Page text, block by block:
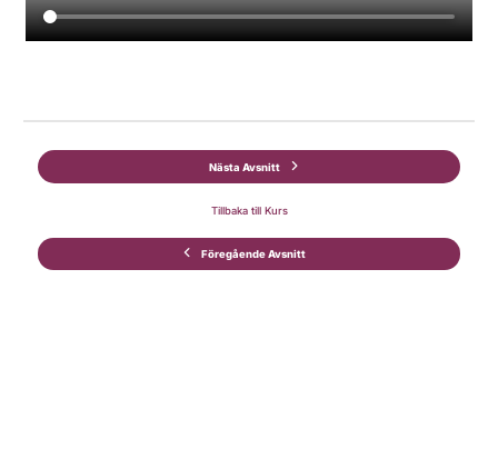
Föregående Avsnitt
Tillbaka till Kurs
Nästa Avsnitt